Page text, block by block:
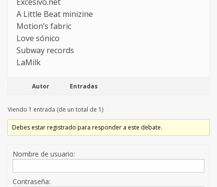
A Little Beat minizine
Motion’s fabric
Love sónico
Subway records
LaMilk
Autor Entradas
Viendo 1 entrada (de un total de 1)
Debes estar registrado para responder a este debate.
Nombre de usuario:
Contraseña: